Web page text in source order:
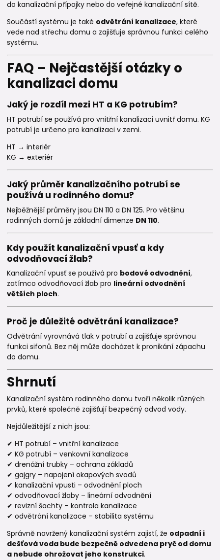
do kanalizační přípojky nebo do veřejné kanalizační sítě.
Součástí systému je také odvětrání kanalizace, které
vede nad střechu domu a zajišťuje správnou funkci celého
systému.
FAQ – Nejčastější otázky o
kanalizaci domu
Jaký je rozdíl mezi HT a KG potrubím?
HT potrubí se používá pro vnitřní kanalizaci uvnitř domu. KG
potrubí je určeno pro kanalizaci v zemi.
HT → interiér
KG → exteriér
Jaký průměr kanalizačního potrubí se
používá u rodinného domu?
Nejběžnější průměry jsou DN 110 a DN 125. Pro většinu
rodinných domů je základní dimenze DN 110.
Kdy použít kanalizační vpusť a kdy
odvodňovací žlab?
Kanalizační vpusť se používá pro bodové odvodnění,
zatímco odvodňovací žlab pro lineární odvodnění
větších ploch.
Proč je důležité odvětrání kanalizace?
Odvětrání vyrovnává tlak v potrubí a zajišťuje správnou
funkci sifonů. Bez něj může docházet k pronikání zápachu
do domu.
Shrnutí
Kanalizační systém rodinného domu tvoří několik různých
prvků, které společně zajišťují bezpečný odvod vody.
Nejdůležitější z nich jsou:
✔ HT potrubí – vnitřní kanalizace
✔ KG potrubí – venkovní kanalizace
✔ drenážní trubky – ochrana základů
✔ gajgry – napojení okapových svodů
✔ kanalizační vpusti – odvodnění ploch
✔ odvodňovací žlaby – lineární odvodnění
✔ revizní šachty – kontrola kanalizace
✔ odvětrání kanalizace – stabilita systému
Správně navržený kanalizační systém zajistí, že odpadní i
dešťová voda bude bezpečně odvedena pryč od domu
a nebude ohrožovat jeho konstrukci.